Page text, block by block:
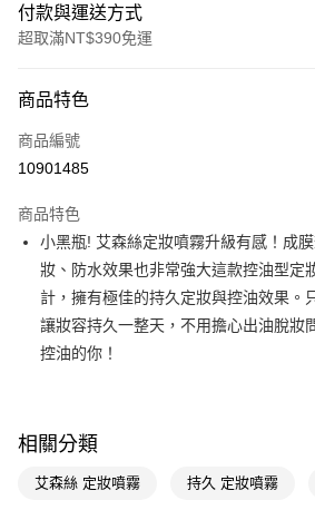
付款與運送方式
超取滿NT$390免運
POYA支付
信用卡一次付款
LINE Pay
Apple Pay
街口支付
悠遊付
AFTEE先享後付
【關於「AFTEE先享後付」】
商品特色
商品編號
10901485
商品特色
小黑瓶! 艾森絲定妝噴霧升級有感！成
妝、防水效果也非常強大這款控油型定
計，擁有極佳的持久定妝與控油效果。
讓妝容持久一整天，不用擔心出油脫妝
控油的你！
相關分類
艾森絲 定妝噴霧 持久 定妝噴霧